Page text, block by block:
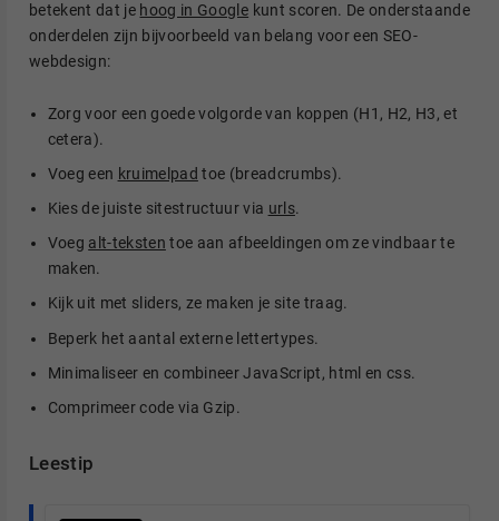
betekent dat je hoog in Google kunt scoren. De onderstaande
onderdelen zijn bijvoorbeeld van belang voor een SEO-
webdesign:
Zorg voor een goede volgorde van koppen (H1, H2, H3, et
cetera).
Voeg een kruimelpad toe (breadcrumbs).
Kies de juiste sitestructuur via urls.
Voeg alt-teksten toe aan afbeeldingen om ze vindbaar te
maken.
Kijk uit met sliders, ze maken je site traag.
Beperk het aantal externe lettertypes.
Minimaliseer en combineer JavaScript, html en css.
Comprimeer code via Gzip.
Leestip